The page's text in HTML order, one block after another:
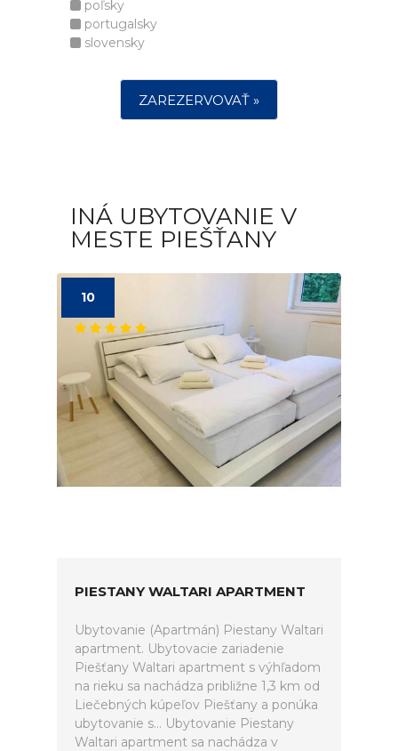
poľsky
portugalsky
slovensky
ZAREZERVOVAŤ »
INÁ UBYTOVANIE V
MESTE PIEŠŤANY
10
PIESTANY WALTARI APARTMENT
Ubytovanie (Apartmán) Piestany Waltari
apartment. Ubytovacie zariadenie
Piešťany Waltari apartment s výhľadom
na rieku sa nachádza približne 1,3 km od
Liečebných kúpeľov Piešťany a ponúka
ubytovanie s... Ubytovanie Piestany
Waltari apartment sa nachádza v